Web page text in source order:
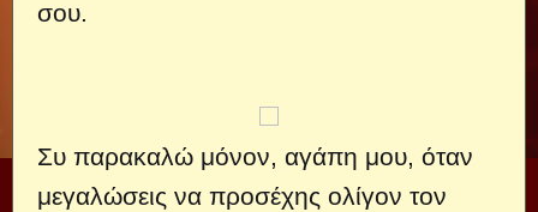
σου.
Συ παρακαλώ μόνον, αγάπη μου, όταν
μεγαλώσεις να προσέχης ολίγον τον